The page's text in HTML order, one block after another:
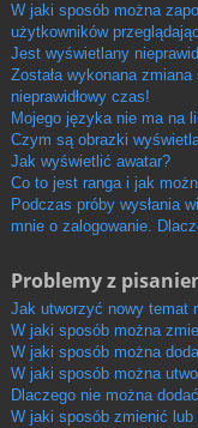
W jaki sposób można
użytkowników
Jest wyświetlany
Została wykonana
nieprawidłowy czas!
Mojego języka nie ma na
Czym są obrazki
Jak wyświetlić awatar?
Co to jest ranga i jak
Podczas próby wysłania
mnie o zalogowanie.
Problemy z
Jak utworzyć nowy temat
W jaki sposób można
W jaki sposób można
W jaki sposób można
Dlaczego nie można
W jaki sposób zmienić lub